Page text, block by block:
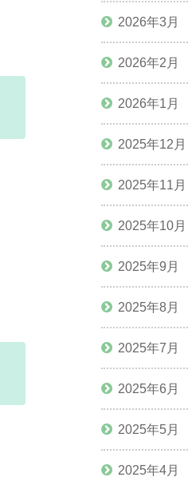
2026年3月
2026年2月
2026年1月
2025年12月
2025年11月
2025年10月
2025年9月
2025年8月
2025年7月
2025年6月
2025年5月
2025年4月